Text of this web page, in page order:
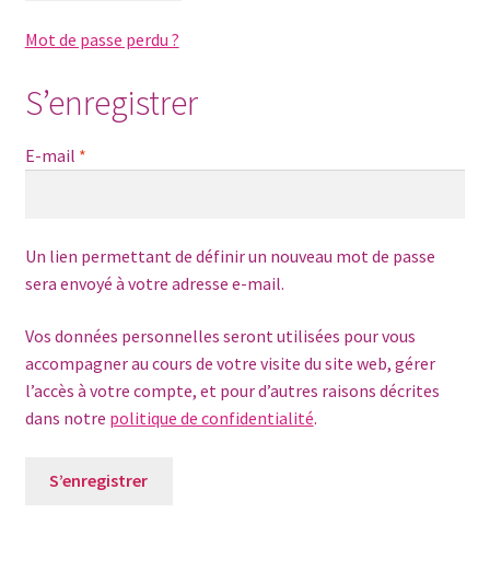
Mot de passe perdu ?
S’enregistrer
E-mail *
Un lien permettant de définir un nouveau mot de passe
sera envoyé à votre adresse e-mail.
Vos données personnelles seront utilisées pour vous
accompagner au cours de votre visite du site web, gérer
l’accès à votre compte, et pour d’autres raisons décrites
dans notre politique de confidentialité.
S’enregistrer